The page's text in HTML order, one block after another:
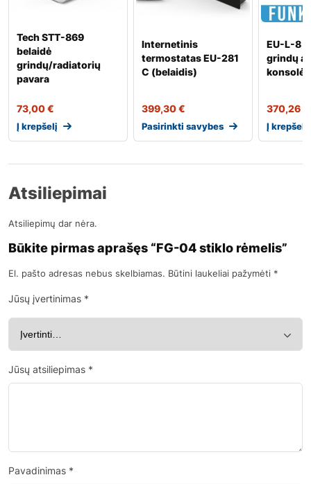
Tech STT-869
belaidė
grindų/radiatorių
pavara
73,00€
Į krepšelį
Internetinis
termostatas EU-281
C (belaidis)
399,30€
Pasirinkti savybes
EU-L-8
grindų
konsolė
370,26
Į krepšelį
Atsiliepimai
Atsiliepimų dar nėra.
Būkite pirmas aprašęs “FG-04 stiklo rėmelis”
El. pašto adresas nebus skelbiamas. Būtini laukeliai pažymėti *
Jūsų įvertinimas *
Jūsų atsiliepimas *
Pavadinimas *